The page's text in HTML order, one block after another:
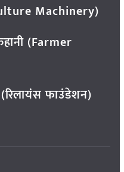
Machinery)
(Farmer
फाउंडेशन)